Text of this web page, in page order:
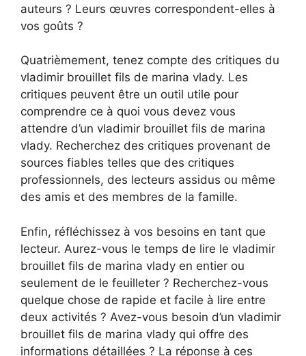
auteurs ? Leurs œuvres correspondent-elles à
vos goûts ?
Quatrièmement, tenez compte des critiques du
vladimir brouillet fils de marina vlady. Les
critiques peuvent être un outil utile pour
comprendre ce à quoi vous devez vous
attendre d’un vladimir brouillet fils de marina
vlady. Recherchez des critiques provenant de
sources fiables telles que des critiques
professionnels, des lecteurs assidus ou même
des amis et des membres de la famille.
Enfin, réfléchissez à vos besoins en tant que
lecteur. Aurez-vous le temps de lire le vladimir
brouillet fils de marina vlady en entier ou
seulement de le feuilleter ? Recherchez-vous
quelque chose de rapide et facile à lire entre
deux activités ? Avez-vous besoin d’un vladimir
brouillet fils de marina vlady qui offre des
informations détaillées ? La réponse à ces